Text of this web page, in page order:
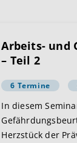
Arbeits- und
– Teil 2
6 Termine
In diesem
Herzstück der